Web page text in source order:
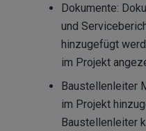
Dokumente:
und
hinzugefügt
im Projekt
Baustellenleiter
im Projekt
Baustellenleiter